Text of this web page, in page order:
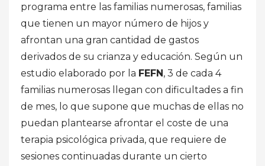
programa entre las familias numerosas, familias
que tienen un mayor número de hijos y
afrontan una gran cantidad de gastos
derivados de su crianza y educación. Según un
estudio elaborado por la FEFN, 3 de cada 4
familias numerosas llegan con dificultades a fin
de mes, lo que supone que muchas de ellas no
puedan plantearse afrontar el coste de una
terapia psicológica privada, que requiere de
sesiones continuadas durante un cierto